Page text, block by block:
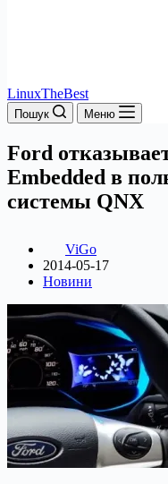
LinuxTheBest
Пошук Меню
Ford
Embedded в
системы QNX
ViGo
2014-05-17
Новини